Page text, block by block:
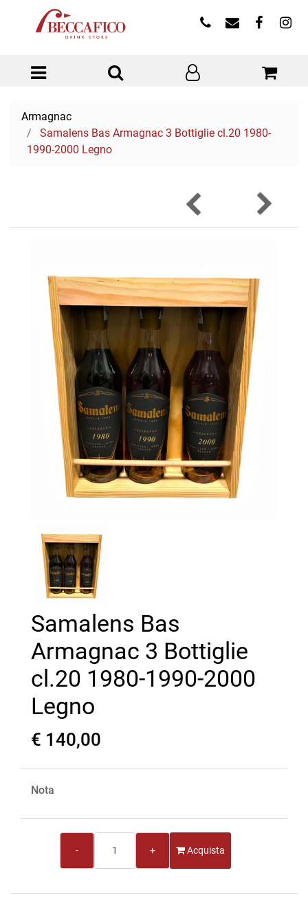
Open menu
Armagnac
Samalens Bas Armagnac 3 Bottiglie cl.20 1980-
1990-2000 Legno
Samalens Bas
Armagnac 3 Bottiglie
cl.20 1980-1990-2000
Legno
€ 140,00
Nota
Acquista